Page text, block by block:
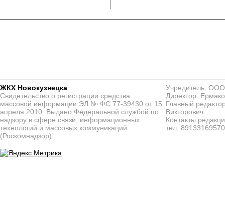
ЖКХ Новокузнецка
Свидетельство о регистрации средства
массовой информации ЭЛ № ФС 77-39430 от 15
апреля 2010. Выдано Федеральной службой по
надзору в сфере связи, информационных
технологий и массовых коммуникаций
(Роскомнадзор)
Учредитель:
Директор:
Главный
Викторович
Контакты
тел. 89133169570